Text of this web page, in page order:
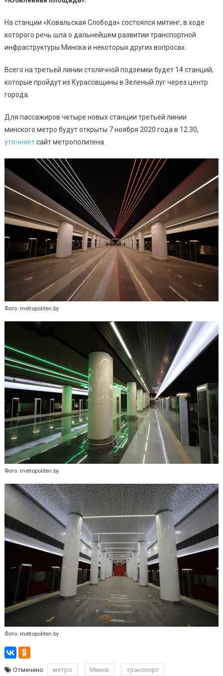
На станции «Ковальская Слобода» состоялся митинг, в ходе
которого речь шла о дальнейшем развитии транспортной
инфраструктуры Минска и некоторых других вопросах.
Всего на третьей линии столичной подземки будет 14 станций,
которые пройдут из Курасовщины в Зеленый луг через центр
города.
Для пассажиров четыре новых станции третьей линии
минского метро будут открыты 7 ноября 2020 года в 12.30,
уточняетсайт метрополитена.
Фото: metropoliten.by
Фото: metropoliten.by
Фото: metropoliten.by
Отмечено метро Минск транспорт